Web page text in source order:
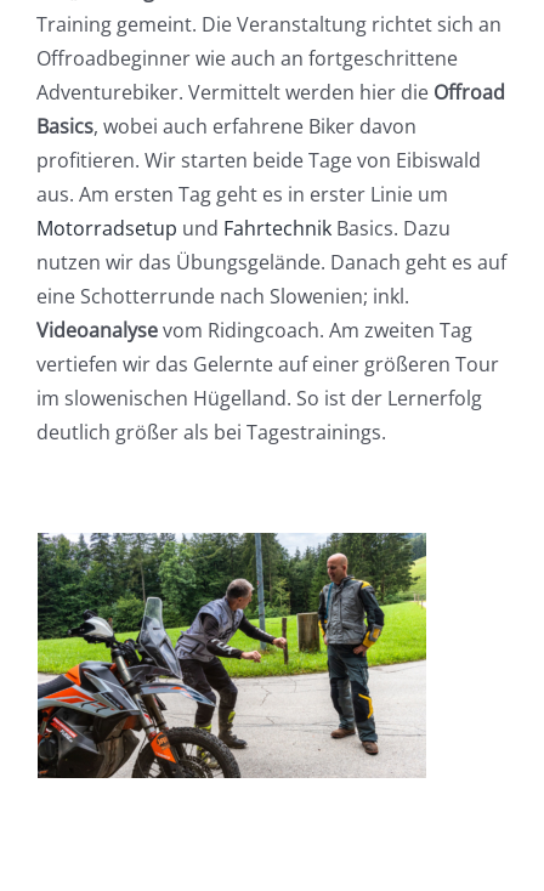
Training gemeint. Die Veranstaltung richtet sich an
Offroadbeginner wie auch an fortgeschrittene
Adventurebiker. Vermittelt werden hier die Offroad
Basics, wobei auch erfahrene Biker davon
profitieren. Wir starten beide Tage von Eibiswald
aus. Am ersten Tag geht es in erster Linie um
Motorradsetup und Fahrtechnik Basics. Dazu
nutzen wir das Übungsgelände. Danach geht es auf
eine Schotterrunde nach Slowenien; inkl.
Videoanalysevom Ridingcoach. Am zweiten Tag
vertiefen wir das Gelernte auf einer größeren Tour
im slowenischen Hügelland. So ist der Lernerfolg
deutlich größer als bei Tagestrainings.